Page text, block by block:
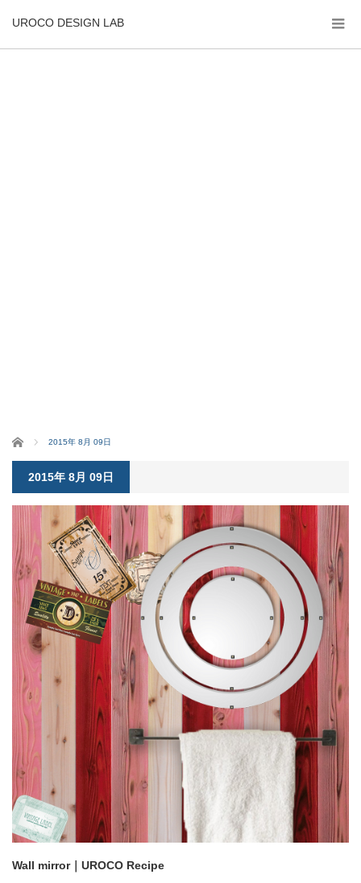
UROCO DESIGN LAB
ホーム 2015年 8月 09日
2015年 8月 09日
Wall mirror｜UROCO Recipe